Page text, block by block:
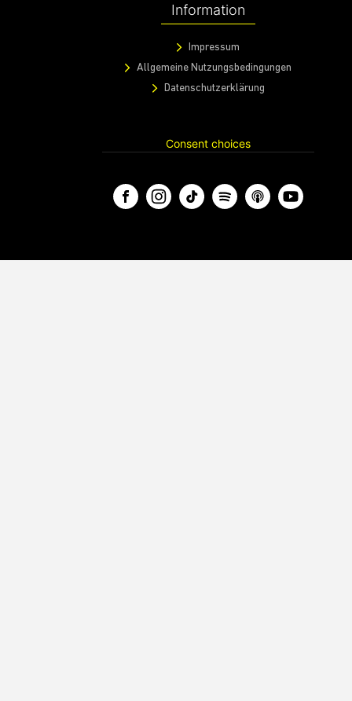
Information
Impressum
Allgemeine Nutzungsbedingungen
Datenschutzerklärung
Consent choices